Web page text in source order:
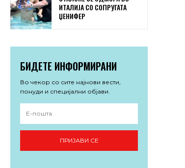
ИТАЛИЈА СО СОПРУГАТА
ЏЕНИФЕР
БИДЕТЕ ИНФОРМИРАНИ
Во чекор со сите најнови вести,
понуди и специјални објави.
ПРИЈАВИ СЕ